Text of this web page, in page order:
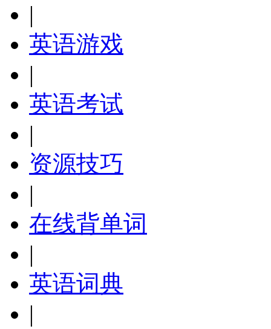
|
英语游戏
|
英语考试
|
资源技巧
|
在线背单词
|
英语词典
|